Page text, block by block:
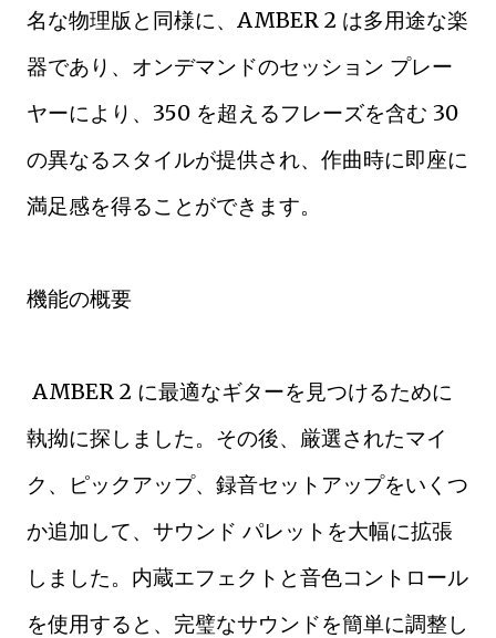
名な物理版と同様に、AMBER 2 は多用途な楽
器であり、オンデマンドのセッション プレー
ヤーにより、350 を超えるフレーズを含む 30
の異なるスタイルが提供され、作曲時に即座に
満足感を得ることができます。
機能の概要
AMBER 2 に最適なギターを見つけるために
執拗に探しました。その後、厳選されたマイ
ク、ピックアップ、録音セットアップをいくつ
か追加して、サウンド パレットを大幅に拡張
しました。内蔵エフェクトと音色コントロール
を使用すると、完璧なサウンドを簡単に調整し